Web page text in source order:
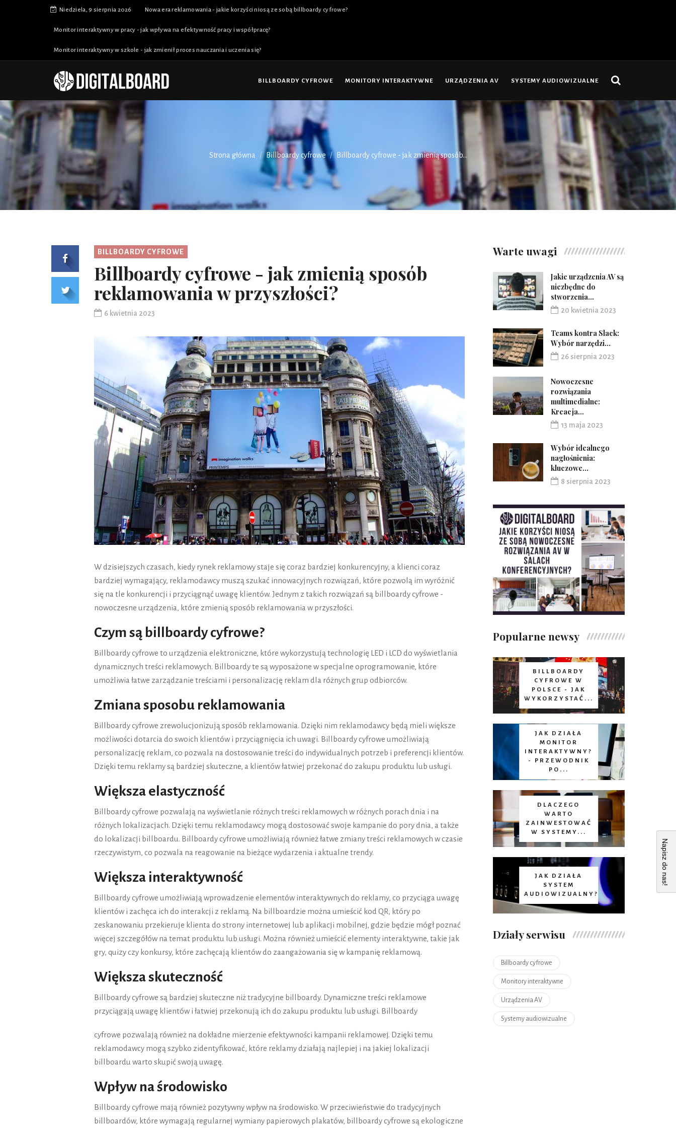
Niedziela, 9 sierpnia 2026 Nowa era reklamowania - jakie korzyści niosą ze sobą billboardy cyfrowe?
Monitor interaktywny w pracy - jak wpływa na efektywność pracy i współpracę?
Monitor interaktywny w szkole - jak zmienił proces nauczania i uczenia się?
BILLBOARDY CYFROWE MONITORY INTERAKTYWNE URZĄDZENIA AV SYSTEMY AUDIOWIZUALNE
Strona główna Billboardy cyfrowe Billboardy cyfrowe - jak zmienią sposób...
BILLBOARDY CYFROWE
Billboardy cyfrowe - jak zmienią sposób
reklamowania w przyszłości?
6 kwietnia 2023
W dzisiejszych czasach, kiedy rynek reklamowy staje się coraz bardziej konkurencyjny, a klienci coraz
bardziej wymagający, reklamodawcy muszą szukać innowacyjnych rozwiązań, które pozwolą im wyróżnić
się na tle konkurencji i przyciągnąć uwagę klientów. Jednym z takich rozwiązań są billboardy cyfrowe -
nowoczesne urządzenia, które zmienią sposób reklamowania w przyszłości.
Czym są billboardy cyfrowe?
Billboardy cyfrowe to urządzenia elektroniczne, które wykorzystują technologię LED i LCD do wyświetlania
dynamicznych treści reklamowych. Billboardy te są wyposażone w specjalne oprogramowanie, które
umożliwia łatwe zarządzanie treściami i personalizację reklam dla różnych grup odbiorców.
Zmiana sposobu reklamowania
Billboardy cyfrowe zrewolucjonizują sposób reklamowania. Dzięki nim reklamodawcy będą mieli większe
możliwości dotarcia do swoich klientów i przyciągnięcia ich uwagi. Billboardy cyfrowe umożliwiają
personalizację reklam, co pozwala na dostosowanie treści do indywidualnych potrzeb i preferencji klientów.
Dzięki temu reklamy są bardziej skuteczne, a klientów łatwiej przekonać do zakupu produktu lub usługi.
Większa elastyczność
Billboardy cyfrowe pozwalają na wyświetlanie różnych treści reklamowych w różnych porach dnia i na
różnych lokalizacjach. Dzięki temu reklamodawcy mogą dostosować swoje kampanie do pory dnia, a także
do lokalizacji billboardu. Billboardy cyfrowe umożliwiają również łatwe zmiany treści reklamowych w czasie
rzeczywistym, co pozwala na reagowanie na bieżące wydarzenia i aktualne trendy.
Większa interaktywność
Billboardy cyfrowe umożliwiają wprowadzenie elementów interaktywnych do reklamy, co przyciąga uwagę
klientów i zachęca ich do interakcji z reklamą. Na billboardzie można umieścić kod QR, który po
zeskanowaniu przekieruje klienta do strony internetowej lub aplikacji mobilnej, gdzie będzie mógł poznać
więcej szczegółów na temat produktu lub usługi. Można również umieścić elementy interaktywne, takie jak
gry, quizy czy konkursy, które zachęcają klientów do zaangażowania się w kampanię reklamową.
Większa skuteczność
Billboardy cyfrowe są bardziej skuteczne niż tradycyjne billboardy. Dynamiczne treści reklamowe
przyciągają uwagę klientów i łatwiej przekonują ich do zakupu produktu lub usługi. Billboardy
cyfrowe pozwalają również na dokładne mierzenie efektywności kampanii reklamowej. Dzięki temu
reklamodawcy mogą szybko zidentyfikować, które reklamy działają najlepiej i na jakiej lokalizacji
billboardu warto skupić swoją uwagę.
Wpływ na środowisko
Billboardy cyfrowe mają również pozytywny wpływ na środowisko. W przeciwieństwie do tradycyjnych
billboardów, które wymagają regularnej wymiany papierowych plakatów, billboardy cyfrowe są ekologiczne
Warte uwagi
Jakie urządzenia AV są
niezbędne do
stworzenia...
20 kwietnia 2023
Teams kontra Slack:
Wybór narzędzi...
26 sierpnia 2023
Nowoczesne
rozwiązania
multimedialne:
Kreacja...
13 maja 2023
Wybór idealnego
nagłośnienia:
kluczowe...
8 sierpnia 2023
Popularne newsy
BILLBOARDY
CYFROWE W
POLSCE - JAK
WYKORZYSTAĆ...
JAK DZIAŁA
MONITOR
INTERAKTYWNY?
- PRZEWODNIK
PO...
DLACZEGO
WARTO
ZAINWESTOWAĆ
W SYSTEMY...
JAK DZIAŁA
SYSTEM
AUDIOWIZUALNY?
Działy serwisu
Billboardy cyfrowe
Monitory interaktywne
Urządzenia AV
Systemy audiowizualne
Napisz do nas!